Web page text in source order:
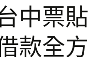
中票
款全